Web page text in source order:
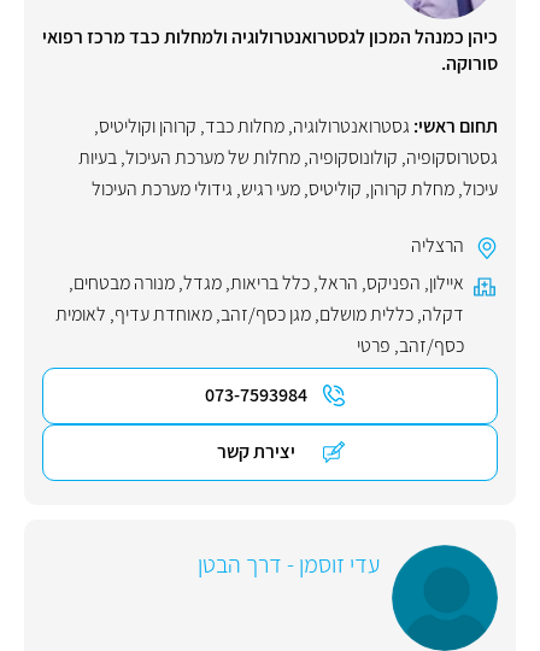
כיהן כמנהל המכון לגסטרואנטרולוגיה ולמחלות כבד מרכז רפואי
סורוקה.
תחום ראשי: גסטרואנטרולוגיה,מחלות כבד, קרוהן וקוליטיס,
גסטרוסקופיה, קולונוסקופיה,מחלות של מערכת העיכול,בעיות
עיכול,מחלת קרוהן, קוליטיס,מעי רגיש, גידולי מערכת העיכול
הרצליה
איילון, הפניקס, הראל,כלל בריאות,מגדל,מנורה מבטחים,
דקלה,כללית מושלם,מגן כסף/זהב,מאוחדת עדיף, לאומית
כסף/זהב, פרטי
073-7593984
יצירת קשר
עדי זוסמן - דרך הבטן